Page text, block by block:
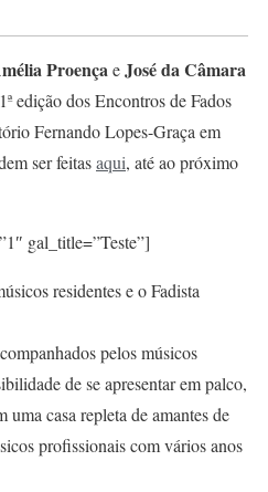
ProençaeJosé da Câmara
edição dos Encontros de Fados
Fernando Lopes-Graça em
ser feitasaqui, até ao próximo
gal_title=”Teste”]
residentes e o Fadista
pelos músicos
de se apresentar em palco,
casa repleta de amantes de
profissionais com vários anos